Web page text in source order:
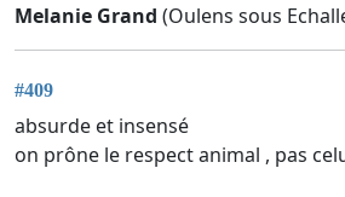
Melanie Grand (Oulens sous
#409
absurde et insensé
on prône le respect animal , pas